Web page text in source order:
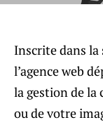
Inscrite dans
l’agence web
la gestion de
ou de votre